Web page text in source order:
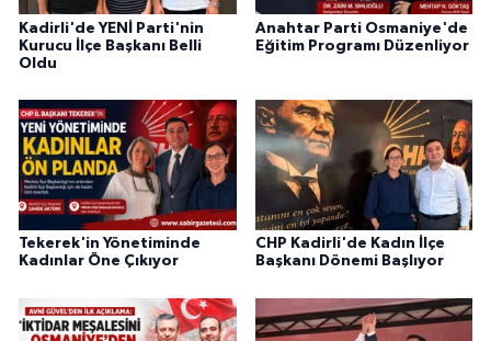
Kadirli'de YENİ Parti'nin
Kurucu İlçe Başkanı Belli
Oldu
Anahtar Parti Osmaniye'de
Eğitim Programı Düzenliyor
Tekerek'in Yönetiminde
Kadınlar Öne Çıkıyor
CHP Kadirli'de Kadın İlçe
Başkanı Dönemi Başlıyor